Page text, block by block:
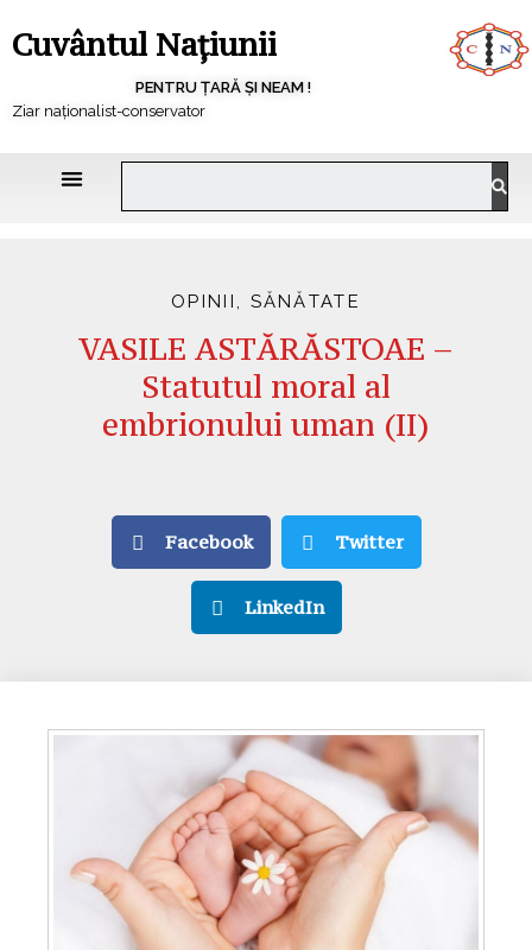
Cuvântul Națiunii
PENTRU ȚARĂ ȘI NEAM !
Ziar naționalist-conservator
OPINII, SĂNĂTATE
VASILE ASTĂRĂSTOAE –
Statutul moral al
embrionului uman (II)
Facebook Twitter
LinkedIn